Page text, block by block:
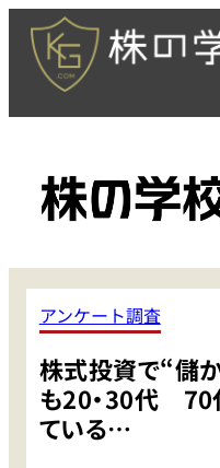
キ
アンケート調査
株式投資で“儲
も20・30代 70
ている…